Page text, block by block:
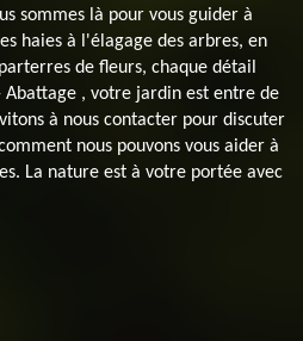
sommes là pour vous guider à
haies à l'élagage des arbres, en
de fleurs, chaque détail
Abattage , votre jardin est entre de
à nous contacter pour discuter
nous pouvons vous aider à
La nature est à votre portée avec